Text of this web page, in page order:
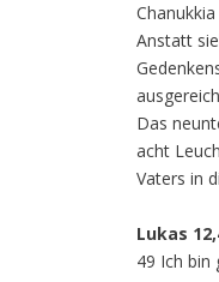
Anstatt
Das
acht
Vaters in
Lukas
49 Ich bin